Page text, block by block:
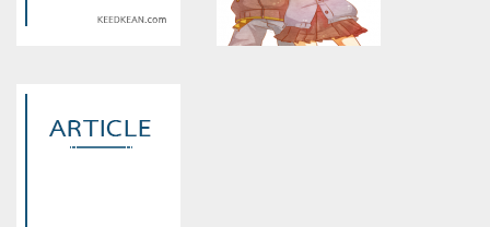
แรงบันดาลใจ
assumed 'article_topic' (this
will throw an Error in a future